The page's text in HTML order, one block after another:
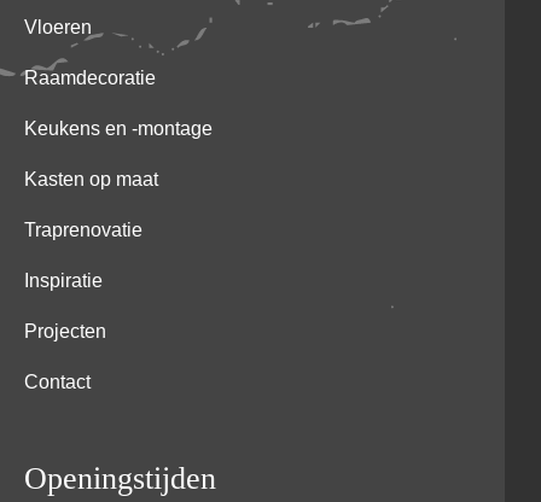
Vloeren
Raamdecoratie
Keukens en -montage
Kasten op maat
Traprenovatie
Inspiratie
Projecten
Contact
Openingstijden